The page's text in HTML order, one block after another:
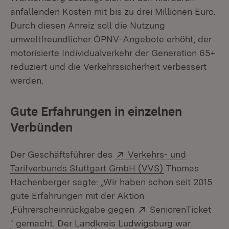
anfallenden Kosten mit bis zu drei Millionen Euro.
Durch diesen Anreiz soll die Nutzung
umweltfreundlicher ÖPNV-Angebote erhöht, der
motorisierte Individualverkehr der Generation 65+
reduziert und die Verkehrssicherheit verbessert
werden.
Gute Erfahrungen in einzelnen
Verbünden
Der Geschäftsführer des Extern:
Verkehrs- und
Tarifverbunds Stuttgart GmbH (VVS) (Öffnet in
Thomas
Hachenberger sagte: „Wir haben schon seit 2015
gute Erfahrungen mit der Aktion
‚Führerscheinrückgabe gegen
Extern:
SeniorenTicket
(Öffnet in neuem Fenster)
‘ gemacht. Der Landkreis Ludwigsburg war